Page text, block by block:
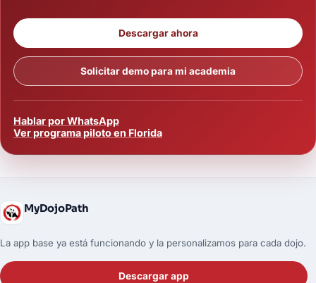
Descargar ahora
Solicitar demo para mi academia
Hablar por WhatsApp
Ver programa piloto en Florida
MyDojoPath
La app base ya está funcionando y la personalizamos para cada dojo.
Descargar app